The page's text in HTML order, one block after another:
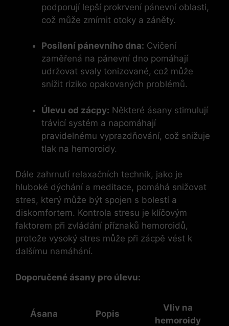
podporují lepší prokrvení pánevní oblasti,
což může zmírnit otoky a záněty.
Posílení pánevního dna: Cvičení
zaměřená na pánevní dno pomáhají
udržovat svaly tonizované, což může
snížit riziko opakovaných problémů.
Úlevu od zácpy: Některé ásany stimulují
trávicí systém a napomáhají
pravidelnému vyprazdňování, což snižuje
tlak na hemoroidy.
Dále zahrnutí relaxačních technik, jako je
hluboké dýchání a meditace, pomáhá snižovat
stres, který může být spojen s bolestí a
diskomfortem. Kontrola stresu je klíčovým
faktorem při zvládání příznaků hemoroidů,
protože vysoký stres může při zácpě vést k
dalšímu namáhání.
Doporučené ásany pro úlevu:
Ásana Popis
Vliv na
hemoroidy